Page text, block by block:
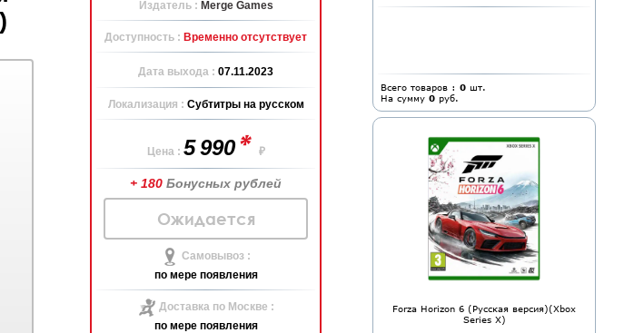
Издатель : Merge Games
Доступность : Временно отсутствует
Дата выхода : 07.11.2023
Локализация : Субтитры на русском
Цена : 5 990* ₽
+ 180 Бонусных рублей
Ожидается
Самовывоз :
по мере появления
Доставка по Москве :
по мере появления
Всего товаров : 0 шт.
На сумму 0 руб.
Forza Horizon 6 (Русская версия)(Xbox
Series X)